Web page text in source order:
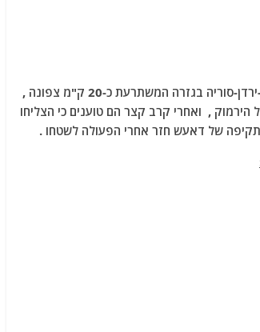
*- היום יצא כוח תקיפה של דאעש קונייטרה, הפרוס ממפגש הגבולות ישראל-ירדן-סוריה בגזרה המשתרעת כ-20 ק"מ צפונה ,
הירמוק , ואחרי קרב קצר הם טוענים כי הצליחו
של דאעש חזר אחרי הפעולה לשטחו .